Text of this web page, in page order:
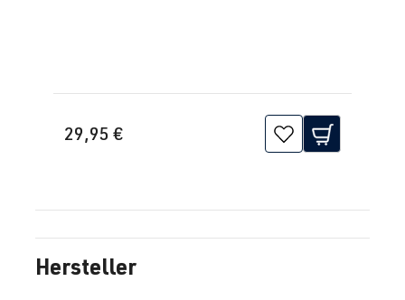
29,95 €
Hersteller